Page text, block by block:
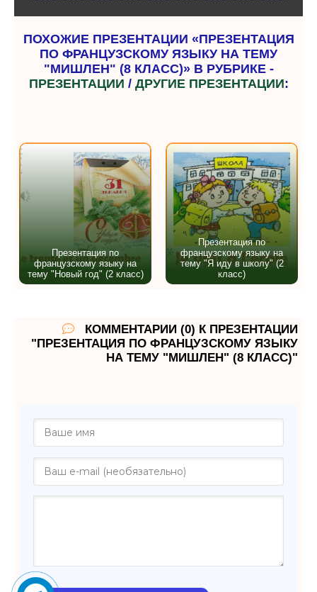
ПОХОЖИЕ ПРЕЗЕНТАЦИИ «ПРЕЗЕНТАЦИЯ
ПО ФРАНЦУЗСКОМУ ЯЗЫКУ НА ТЕМУ
"МИШЛЕН" (8 КЛАСС)» В РУБРИКЕ -
ПРЕЗЕНТАЦИИ / ДРУГИЕ ПРЕЗЕНТАЦИИ:
Презентация по
французскому языку на
тему "Новый год" (2 класс)
Презентация по
французскому языку на
тему "Я иду в школу" (2
класс)
КОММЕНТАРИИ (0) К ПРЕЗЕНТАЦИИ
"ПРЕЗЕНТАЦИЯ ПО ФРАНЦУЗСКОМУ ЯЗЫКУ
НА ТЕМУ "МИШЛЕН" (8 КЛАСС)"